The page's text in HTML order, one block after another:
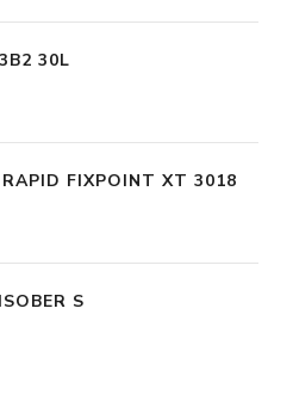
30L
FIXPOINT XT 3018
S